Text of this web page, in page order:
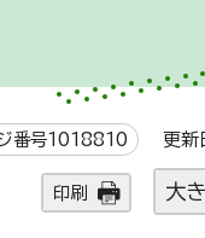
番号1018810 更新
印刷 大